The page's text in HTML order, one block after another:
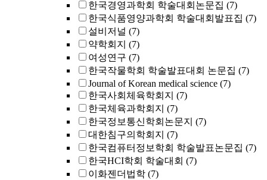
한국경영과학회 학술대회논문집 (7)
한국식품영양과학회 학술대회발표집 (7)
설비저널 (7)
약학회지 (7)
여성연구 (7)
한국작물학회 학술발표대회 논문집 (7)
Journal of Korean medical science (7)
한국사회체육학회지 (7)
한국체육과학회지 (7)
한국정보통신학회논문지 (7)
대한침구의학회지 (7)
한국컴퓨터정보학회 학술발표논문집 (7)
한국HCI학회 학술대회 (7)
이화젠더법학 (7)